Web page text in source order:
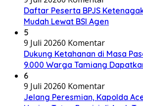
Daftar Peserta BPJS
Mudah Lewat BSI Agen
5
9 Juli 20260 Komentar
Dukung Ketahanan di Masa
9.000 Warga Tamiang
6
9 Juli 20260 Komentar
Jelang Peresmian, Kapolda